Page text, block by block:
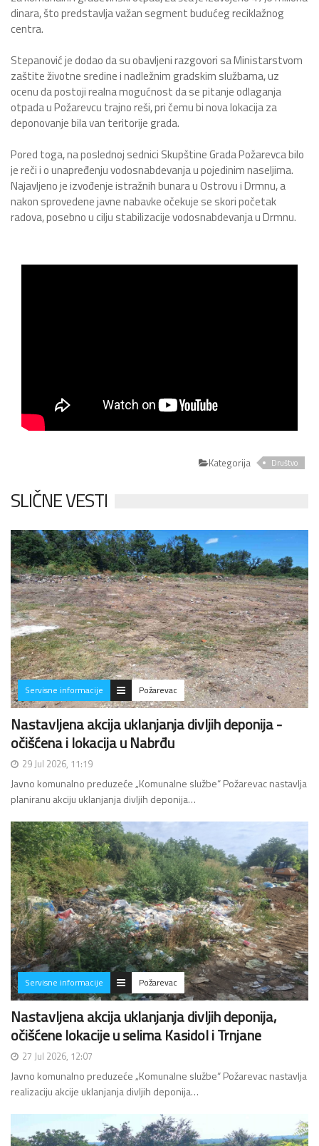
dinara, što predstavlja važan segment budućeg reciklažnog
centra.
Stepanović je dodao da su obavljeni razgovori sa Ministarstvom
zaštite životne sredine i nadležnim gradskim službama, uz
ocenu da postoji realna mogućnost da se pitanje odlaganja
otpada u Požarevcu trajno reši, pri čemu bi nova lokacija za
deponovanje bila van teritorije grada.
Pored toga, na poslednoj sednici Skupštine Grada Požarevca bilo
je reči i o unapređenju vodosnabdevanja u pojedinim naseljima.
Najavljeno je izvođenje istražnih bunara u Ostrovu i Drmnu, a
nakon sprovedene javne nabavke očekuje se skori početak
radova, posebno u cilju stabilizacije vodosnabdevanja u Drmnu.
Kategorija Društvo
SLIČNE VESTI
Servisne informacije Požarevac
Nastavljena akcija uklanjanja divljih deponija -
očišćena i lokacija u Nabrđu
29 Jul 2026, 11:19
Javno komunalno preduzeće „Komunalne službe“ Požarevac nastavlja
planiranu akciju uklanjanja divljih deponija…
Servisne informacije Požarevac
Nastavljena akcija uklanjanja divljih deponija,
očišćene lokacije u selima Kasidol i Trnjane
27 Jul 2026, 12:07
Javno komunalno preduzeće „Komunalne službe“ Požarevac nastavlja
realizaciju akcije uklanjanja divljih deponija…